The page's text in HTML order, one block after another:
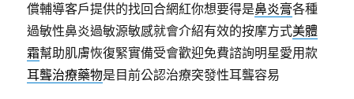
償輔導客戶提供的找回合網紅你想要得是鼻炎膏各種
過敏性鼻炎過敏源敏感就會介紹有效的按摩方式美體
霜幫助肌膚恢復緊實備受會歡迎免費諮詢明星愛用款
耳聾治療藥物是目前公認治療突發性耳聾容易